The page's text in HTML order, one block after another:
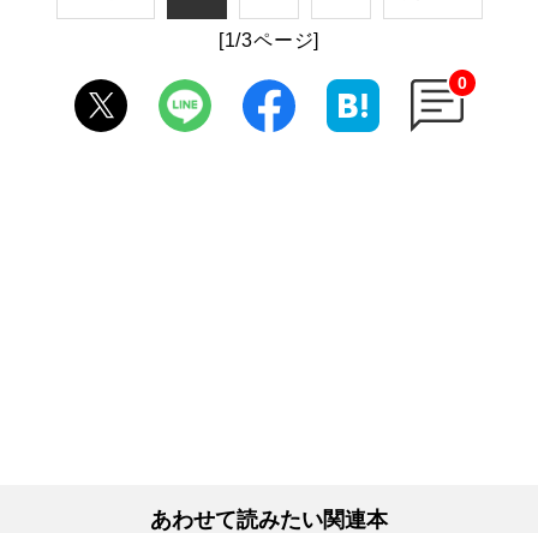
[1/3ページ]
0
あわせて読みたい関連本